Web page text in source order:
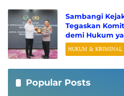
Sambangi
Tegaskan
demi Hukum
HUKUM & KRIMINAL
Popular Posts